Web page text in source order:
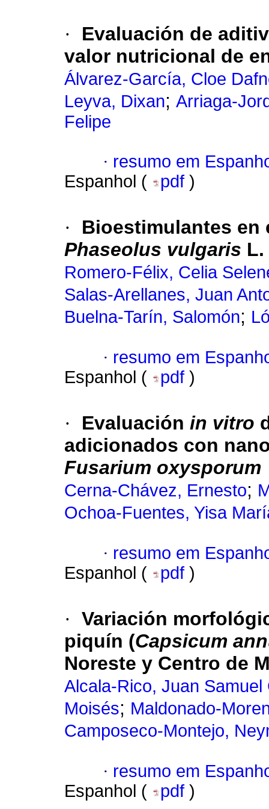
·
Evaluación de
valor nutricional de
Álvarez-García, Cloe
Leyva, Dixan; Arriaga-
Felipe
· resumo em
Espanhol (
pdf )
·
Bioestimulantes en
Phaseolus vulgaris
Romero-Félix, Celia
Salas-Arellanes, Juan
Buelna-Tarín, Salomón;
· resumo em
Espanhol (
pdf )
· Evaluación in vitro
adicionados con
Fusarium oxysporum
Cerna-Chávez, Ernesto;
Ochoa-Fuentes, Yisa
· resumo em
Espanhol (
pdf )
· Variación
piquín (Capsicum
Noreste y Centro de
Alcala-Rico, Juan
Moisés; Maldonado-
Camposeco-Montejo,
· resumo em
Espanhol (
pdf )